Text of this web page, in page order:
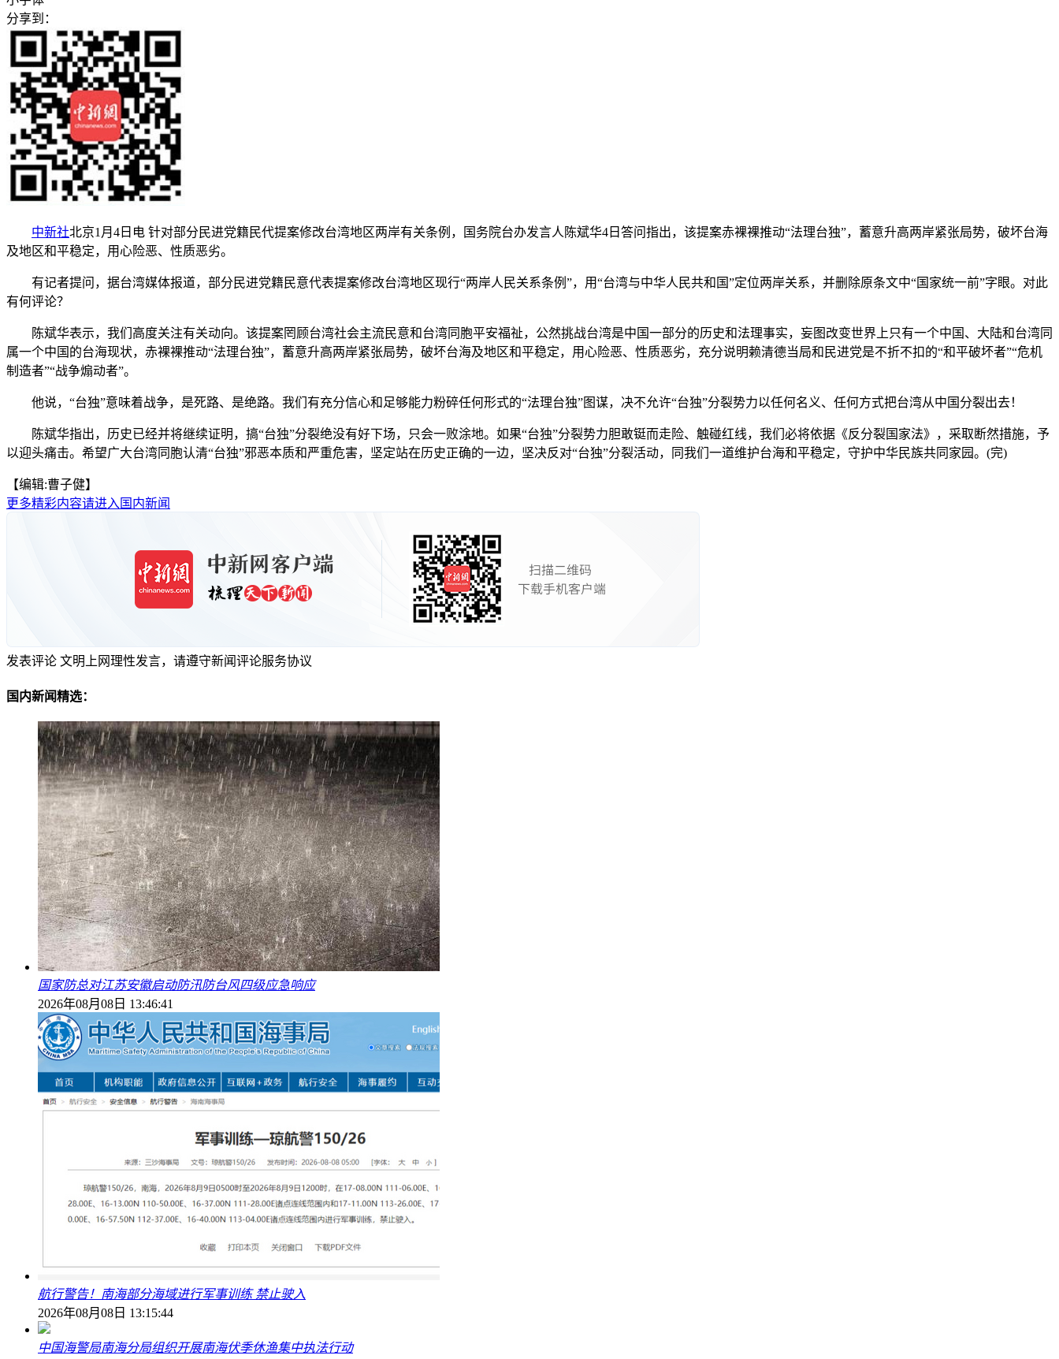
分享到：
中新社北京1月4日电 针对部分民进党籍民代提案修改台湾地区两岸有关条例，国务院台办发言人陈斌华4日答问指出，该提案赤裸裸推动“法理台独”，蓄意升高两岸紧张局势，破坏台海
及地区和平稳定，用心险恶、性质恶劣。
有记者提问，据台湾媒体报道，部分民进党籍民意代表提案修改台湾地区现行“两岸人民关系条例”，用“台湾与中华人民共和国”定位两岸关系，并删除原条文中“国家统一前”字眼。对此
有何评论？
陈斌华表示，我们高度关注有关动向。该提案罔顾台湾社会主流民意和台湾同胞平安福祉，公然挑战台湾是中国一部分的历史和法理事实，妄图改变世界上只有一个中国、大陆和台湾同
属一个中国的台海现状，赤裸裸推动“法理台独”，蓄意升高两岸紧张局势，破坏台海及地区和平稳定，用心险恶、性质恶劣，充分说明赖清德当局和民进党是不折不扣的“和平破坏者”“危机
制造者”“战争煽动者”。
他说，“台独”意味着战争，是死路、是绝路。我们有充分信心和足够能力粉碎任何形式的“法理台独”图谋，决不允许“台独”分裂势力以任何名义、任何方式把台湾从中国分裂出去！
陈斌华指出，历史已经并将继续证明，搞“台独”分裂绝没有好下场，只会一败涂地。如果“台独”分裂势力胆敢铤而走险、触碰红线，我们必将依据《反分裂国家法》，采取断然措施，予
以迎头痛击。希望广大台湾同胞认清“台独”邪恶本质和严重危害，坚定站在历史正确的一边，坚决反对“台独”分裂活动，同我们一道维护台海和平稳定，守护中华民族共同家园。(完)
【编辑:曹子健】
更多精彩内容请进入国内新闻
发表评论 文明上网理性发言，请遵守新闻评论服务协议
国内新闻精选：
国家防总对江苏安徽启动防汛防台风四级应急响应
2026年08月08日 13:46:41
航行警告！南海部分海域进行军事训练 禁止驶入
2026年08月08日 13:15:44
中国海警局南海分局组织开展南海伏季休渔集中执法行动